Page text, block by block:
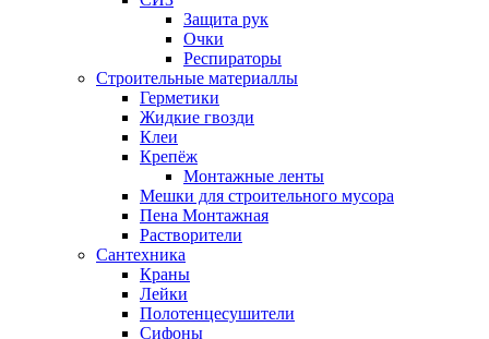
Защита рук
Очки
Респираторы
Строительные материаллы
Герметики
Жидкие гвозди
Клеи
Крепёж
Монтажные ленты
Мешки для строительного мусора
Пена Монтажная
Растворители
Сантехника
Краны
Лейки
Полотенцесушители
Сифоны